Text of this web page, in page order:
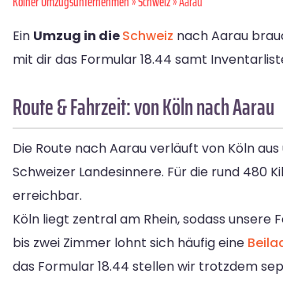
Ein Umzug in dieSchweiz nach Aarau
mit dir das Formular 18.44 samt
Route & Fahrzeit: von Köln nach Aarau
Die Route nach Aarau verläuft von Köln
Schweizer Landesinnere. Für die rund 480
erreichbar.
Köln liegt zentral am Rhein, sodass unsere
bis zwei Zimmer lohnt sich häufig eine
das Formular 18.44 stellen wir trotzdem